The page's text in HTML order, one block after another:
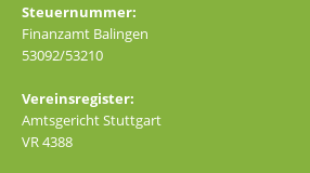
Steuernummer:
Finanzamt Balingen
53092/53210
Vereinsregister:
Amtsgericht Stuttgart
VR 4388